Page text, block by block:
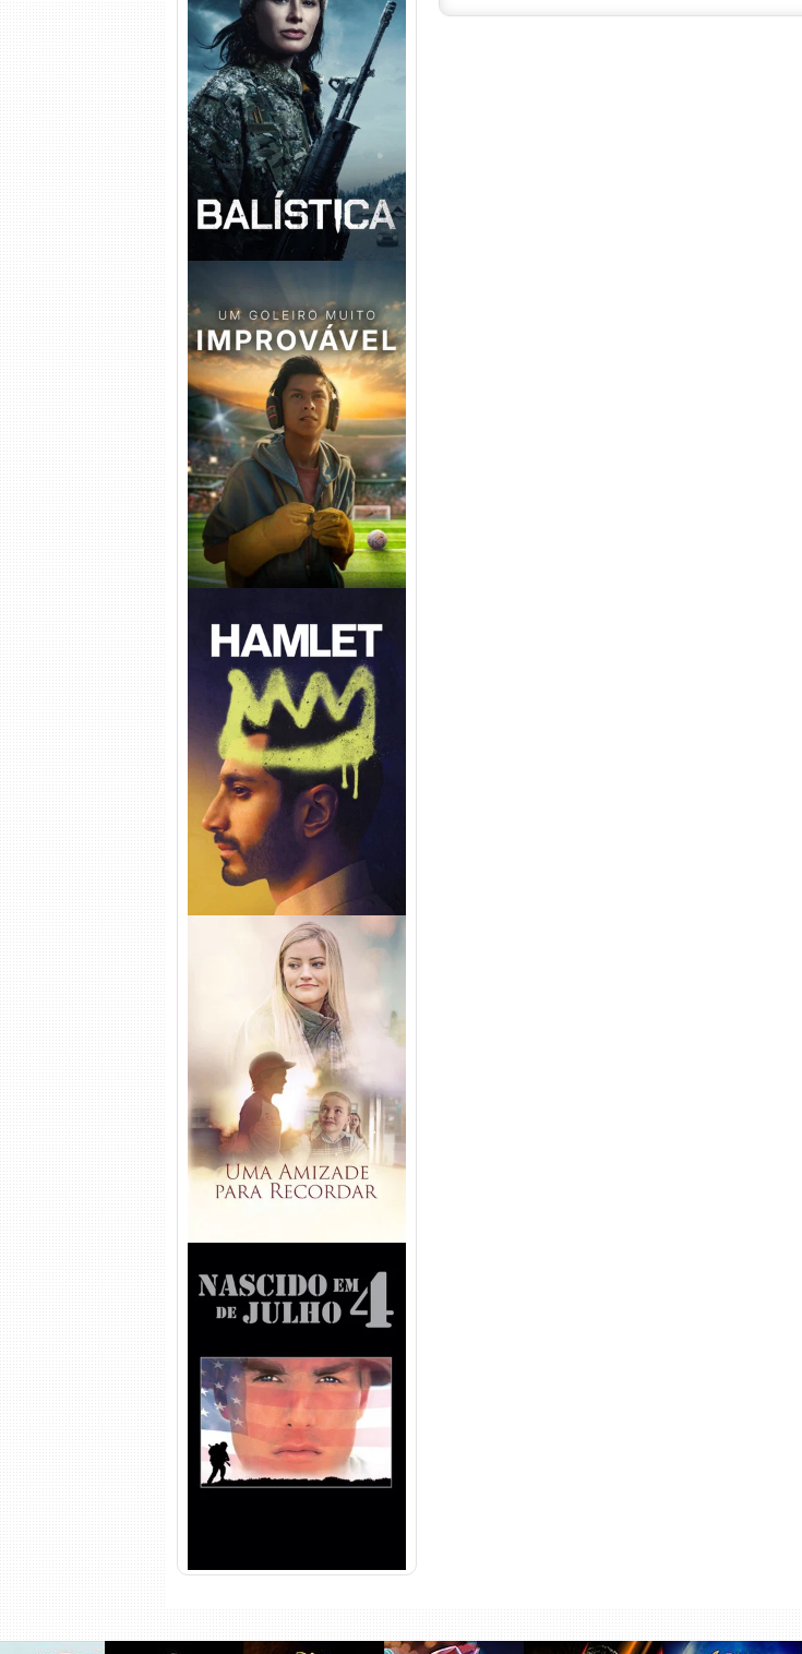
Balística Torrent (2025) WEB-
DL 1080p Dual Áudio
Um Goleiro Muito Improvável
Torrent (2026) WEB-DL 1080p
Dual Áudio
Hamlet Torrent (2026) WEB-
DL 1080p Dual Áudio
Uma Amizade para Recordar
Torrent (2025) WEB-DL 1080p
Dual Áudio
Nascido em 4 de Julho
Torrent (1989) WEB-DL 1080p
Dual Áudio